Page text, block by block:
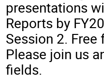
presentations
Reports by
Session 2.
Please join us
fields.